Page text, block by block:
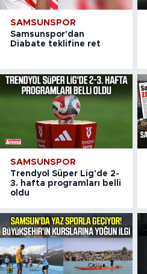
SAMSUNSPOR
Samsunspor'dan
Diabate teklifine ret
SAMSUNSPOR
Trendyol Süper Lig'de 2-
3. hafta programları belli
oldu